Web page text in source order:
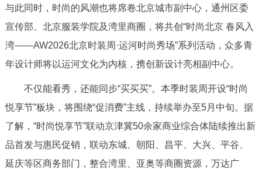
与此同时，时尚的风潮也将席卷北京城市副中心，通州区委
宣传部、北京服装学院及湾里商圈，将共创“时尚北京 春风入
湾——AW2026北京时装周·运河时尚秀场”系列活动，众多青
年设计师将以运河文化为内核，携创新设计亮相副中心。
不仅能看秀，还能同步“买买买”。本季时装周开设“时尚
悦享节”板块，将围绕“促消费”主线，持续举办至5月中旬。据
了解，“时尚悦享节”联动京津冀50余家商业综合体陆续推出新
品首发与惠民促销，联动东城、朝阳、昌平、大兴、平谷、
延庆等区商务部门，整合湾里、亚奥等商圈资源，万达广